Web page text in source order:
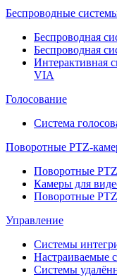
Беспроводные
Беспроводная
Беспроводная
Интерактивная
VIA
Голосование
Система
Поворотные PTZ-
Поворотные
Камеры для
Поворотные
Управление
Системы
Настраиваемые
Системы